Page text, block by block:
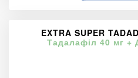
EXTRA SUPER
Тадалафіл 40 мг +